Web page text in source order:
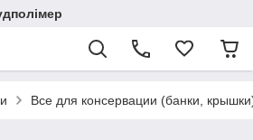
Все для консервации (банки,